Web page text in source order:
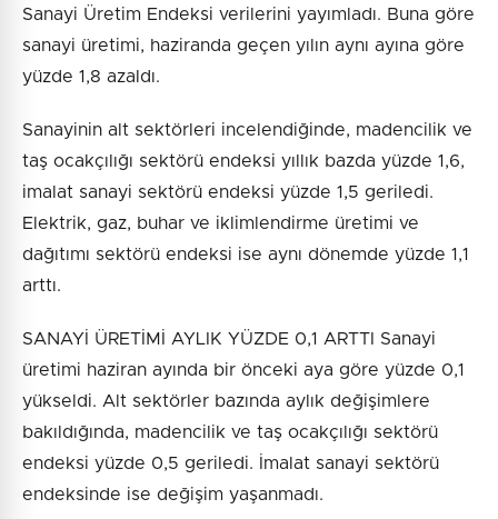
Sanayi Üretim Endeksi verilerini yayımladı. Buna göre
sanayi üretimi, haziranda geçen yılın aynı ayına göre
yüzde 1,8 azaldı.
Sanayinin alt sektörleri incelendiğinde, madencilik ve
taş ocakçılığı sektörü endeksi yıllık bazda yüzde 1,6,
imalat sanayi sektörü endeksi yüzde 1,5 geriledi.
Elektrik, gaz, buhar ve iklimlendirme üretimi ve
dağıtımı sektörü endeksi ise aynı dönemde yüzde 1,1
arttı.
SANAYİ ÜRETİMİ AYLIK YÜZDE 0,1 ARTTI Sanayi
üretimi haziran ayında bir önceki aya göre yüzde 0,1
yükseldi. Alt sektörler bazında aylık değişimlere
bakıldığında, madencilik ve taş ocakçılığı sektörü
endeksi yüzde 0,5 geriledi. İmalat sanayi sektörü
endeksinde ise değişim yaşanmadı.